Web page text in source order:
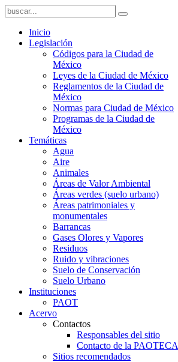
Inicio
Legislación
Códigos para la Ciudad de
México
Leyes de la Ciudad de México
Reglamentos de la Ciudad de
México
Normas para Ciudad de México
Programas de la Ciudad de
México
Temáticas
Agua
Aire
Animales
Áreas de Valor Ambiental
Áreas verdes (suelo urbano)
Áreas patrimoniales y
monumentales
Barrancas
Gases Olores y Vapores
Residuos
Ruido y vibraciones
Suelo de Conservación
Suelo Urbano
Instituciones
PAOT
Acervo
Contactos
Responsables del sitio
Contacto de la PAOTECA
Sitios recomendados